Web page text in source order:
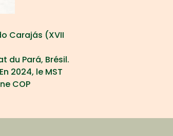
Carajás (XVII
du Pará, Brésil.
2024, le MST
COP